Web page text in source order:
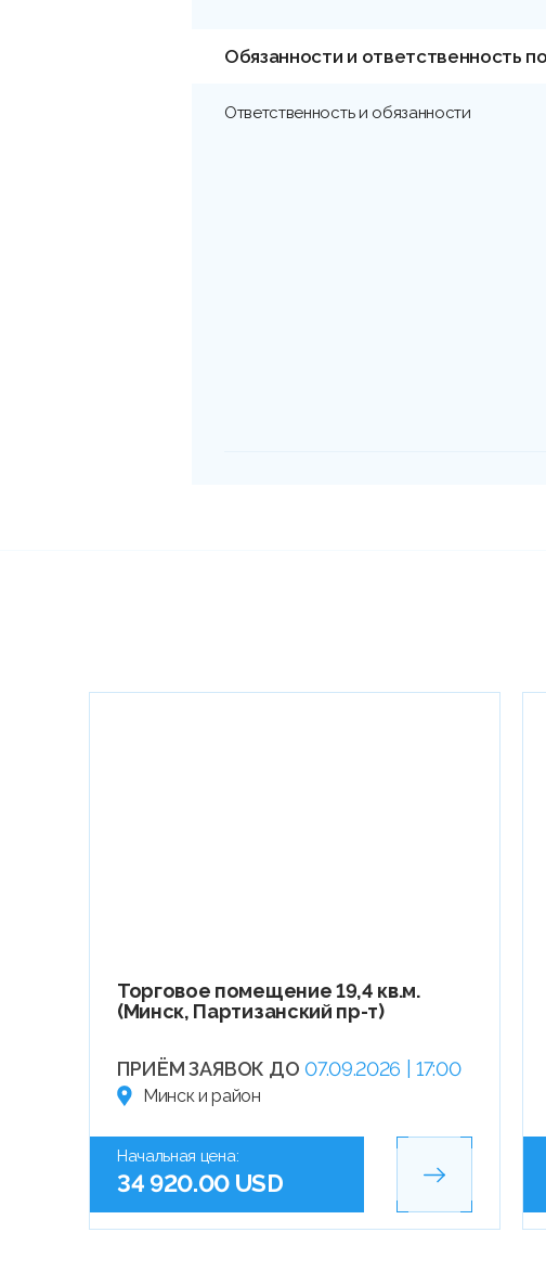
Обязанности и ответственность
Ответственность и обязанности
Торговое помещение 19,4 кв.м.
(Минск, Партизанский пр-т)
ПРИЁМ ЗАЯВОК ДО 07.09.2026 | 17:00
Минск и район
Начальная цена:
34 920.00 USD